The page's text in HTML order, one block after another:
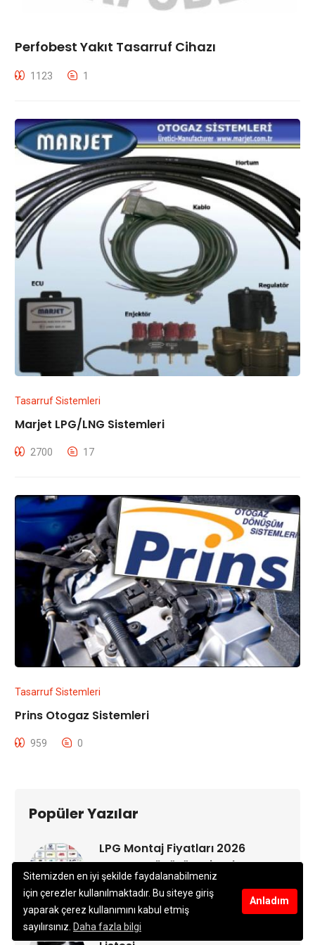
Sitemizden en iyi şekilde faydalanabilmeniz
için çerezler kullanılmaktadır. Bu siteye giriş
yaparak çerez kullanımını kabul etmiş
sayılırsınız. Daha fazla bilgi
Anladım
2017 Nissan Qashqai
ile karşılaştım. Değişen; termostat, fan müşürü ve devirdaim.
Soruyu ve Cevabı Gör
Direksiyonda Takırtı Sesi
Fadil 0 2012 Citroen C4
Direksiyon çevirdiğim zaman hınn diye bir ses geliyor. Yolda
giderken de düz yolda, hiç çukur olmayan yolda sol ön tekerlekten
takırtı sesi geliyor. ...
Soruyu ve Cevabı Gör
Yağ Eksiltmesi Normal mi?
0 2006 Hyundai Elentra GLS
Soruyu ve Cevabı Gör
Perfobest Yakıt Tasarruf Cihazı
1123 1
Tasarruf Sistemleri
Marjet LPG/LNG Sistemleri
2700 17
Tasarruf Sistemleri
Prins Otogaz Sistemleri
959 0
Popüler Yazılar
LPG Montaj Fiyatları 2026
Otogaz Dönüşüm Fiyatları
19-12-2016
LPG Tank Fiyatları 2026 Fiyat